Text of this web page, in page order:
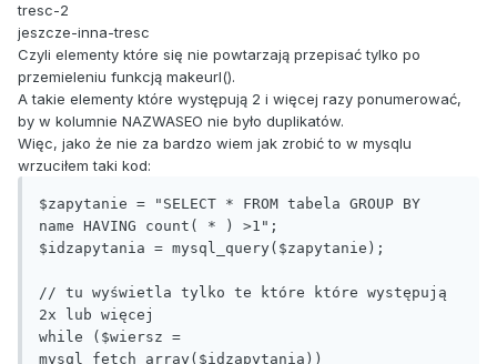
tresc-2
jeszcze-inna-tresc
Czyli elementy które się nie powtarzają przepisać tylko po
przemieleniu funkcją makeurl().
A takie elementy które występują 2 i więcej razy ponumerować,
by w kolumnie NAZWASEO nie było duplikatów.
Więc, jako że nie za bardzo wiem jak zrobić to w mysqlu
wrzuciłem taki kod:
$zapytanie = "SELECT * FROM tabela GROUP BY
name HAVING count( * ) >1";
$idzapytania = mysql_query($zapytanie);
// tu wyświetla tylko te które które występują
2x lub więcej
while ($wiersz =
mysql_fetch_array($idzapytania))